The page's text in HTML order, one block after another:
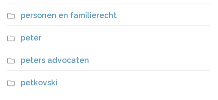
personen en familierecht
peter
peters advocaten
petkovski